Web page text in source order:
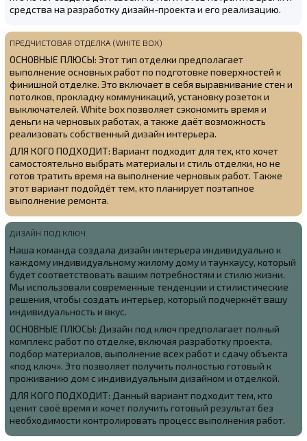
средства на разработку дизайн-проекта и его реализацию.
ПРЕДЧИСТОВАЯ ОТДЕЛКА (WHITE BOX)
ОСНОВНЫЕ ПЛЮСЫ: Этот тип отделки предполагает
выполнение основных работ по подготовке поверхностей к
финишной отделке. Это включает в себя выравнивание стен и
потолков, прокладку коммуникаций, установку розеток и
выключателей. White box позволяет сэкономить время и
деньги на черновых работах, а также даёт возможность
реализовать собственный дизайн интерьера.
ДЛЯ КОГО ПОДХОДИТ: Вариант подходит для тех, кто хочет
самостоятельно выбрать материалы и стиль отделки, но не
готов тратить время на выполнение черновых работ. Также
этот вариант подойдёт тем, кто планирует поэтапное
выполнение ремонта.
ДИЗАЙН ПОД КЛЮЧ
Наша команда создала дизайн интерьера индивидуально к
каждому индивидуальному жилому дому и таунхаусу, который
будет соответствовать вашим потребностям и стилю жизни.
Мы использовали современные тенденции и стилистические
решения, чтобы создать интерьер, который подчеркнёт вашу
индивидуальность и вкус.
ОСНОВНЫЕ ПЛЮСЫ: Дизайн под ключ предполагает полный
комплекс работ по отделке, включая разработку проекта,
подбор материалов, выполнение всех работ и сдачу объекта
«под ключ». Это позволяет получить полностью готовый к
проживанию дом с индивидуальным дизайном и отделкой.
ДЛЯ КОГО ПОДХОДИТ: Данный вариант подходит тем, кто
ценит своё время и хочет получить готовый результат без
необходимости контролировать процесс выполнения работ.